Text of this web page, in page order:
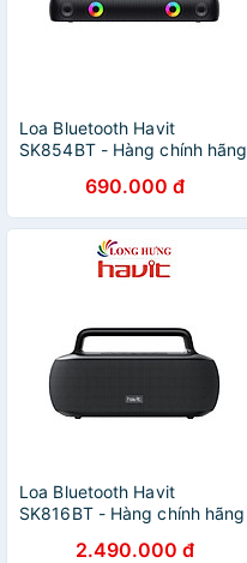
Loa Bluetooth Havit
SK854BT - Hàng chính hãng
690.000 đ
Loa Bluetooth Havit
SK816BT - Hàng chính hãng
2.490.000 đ